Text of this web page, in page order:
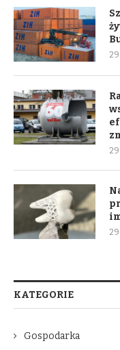
KATEGORIE
Gospodarka